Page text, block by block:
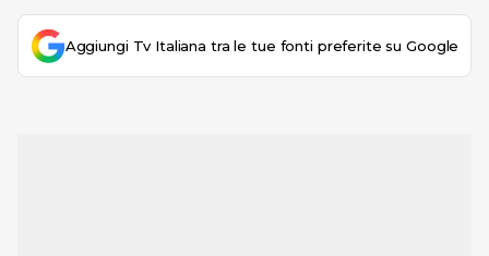
Aggiungi Tv Italiana tra le tue fonti preferite su Google